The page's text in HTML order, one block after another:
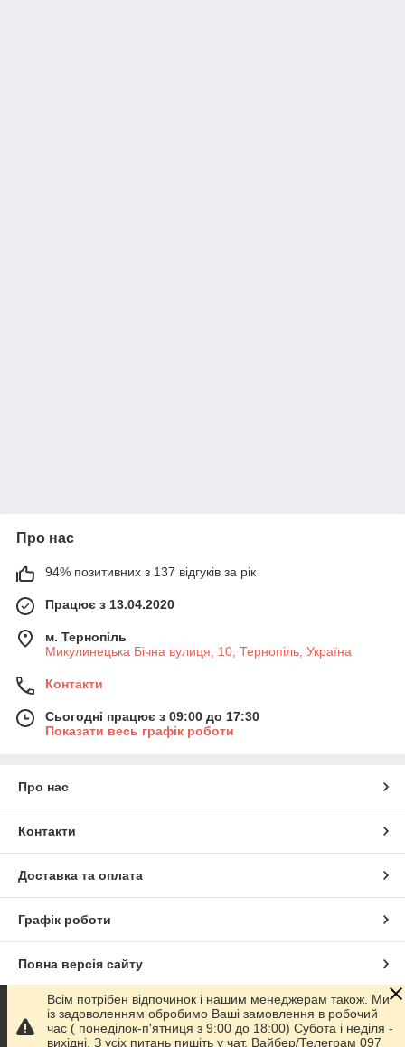
Про нас
94% позитивних з 137 відгуків за рік
Працює з 13.04.2020
м. Тернопіль
Микулинецька Бічна вулиця, 10, Тернопіль, Україна
Контакти
Сьогодні працює з 09:00 до 17:30
Показати весь графік роботи
Про нас
Контакти
Доставка та оплата
Графік роботи
Повна версія сайту
Сайт створено на маркетплейсіProm.ua
Всім потрібен відпочинок і нашим менеджерам також. Ми
із задоволенням обробимо Ваші замовлення в робочий
час ( понеділок-п'ятниця з 9:00 до 18:00) Субота і неділя -
вихідні. З усіх питань пишіть у чат, Вайбер/Телеграм 097